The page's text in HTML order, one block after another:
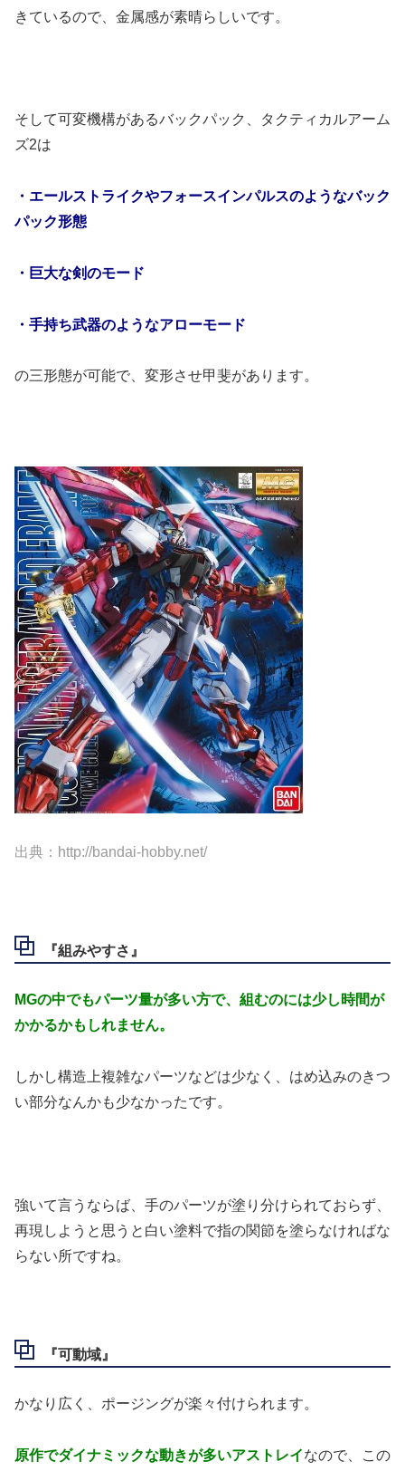
きているので、金属感が素晴らしいです。
そして可変機構があるバックパック、タクティカルアーム
ズ2は
・エールストライクやフォースインパルスのようなバック
パック形態
・巨大な剣のモード
・手持ち武器のようなアローモード
の三形態が可能で、変形させ甲斐があります。
出典：http://bandai-hobby.net/
『組みやすさ』
MGの中でもパーツ量が多い方で、組むのには少し時間が
かかるかもしれません。
しかし構造上複雑なパーツなどは少なく、はめ込みのきつ
い部分なんかも少なかったです。
強いて言うならば、手のパーツが塗り分けられておらず、
再現しようと思うと白い塗料で指の関節を塗らなければな
らない所ですね。
『可動域』
かなり広く、ポージングが楽々付けられます。
原作でダイナミックな動きが多いアストレイなので、この